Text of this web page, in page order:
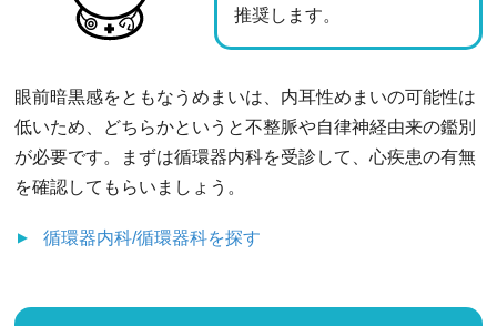
推奨します。
眼前暗黒感をともなうめまいは、内耳性めまいの可能性は
低いため、どちらかというと不整脈や自律神経由来の鑑別
が必要です。まずは循環器内科を受診して、心疾患の有無
を確認してもらいましょう。
循環器内科/循環器科を探す